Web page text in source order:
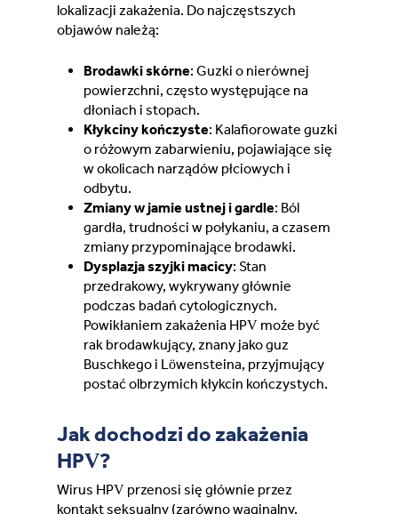
lokalizacji zakażenia. Do najczęstszych
objawów należą:
Brodawki skórne: Guzki o nierównej
powierzchni, często występujące na
dłoniach i stopach.
Kłykciny kończyste: Kalafiorowate guzki
o różowym zabarwieniu, pojawiające się
w okolicach narządów płciowych i
odbytu.
Zmiany w jamie ustnej i gardle: Ból
gardła, trudności w połykaniu, a czasem
zmiany przypominające brodawki.
Dysplazja szyjki macicy: Stan
przedrakowy, wykrywany głównie
podczas badań cytologicznych.
Powikłaniem zakażenia HPV może być
rak brodawkujący, znany jako guz
Buschkego i Löwensteina, przyjmujący
postać olbrzymich kłykcin kończystych.
Jak dochodzi do zakażenia
HPV?
Wirus HPV przenosi się głównie przez
kontakt seksualny (zarówno waginalny,